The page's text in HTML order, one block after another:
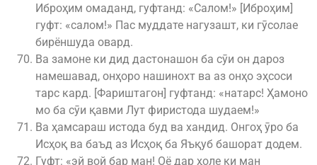
Иброҳим омаданд, гуфтанд: «Салом!» [Иброҳим]
гуфт: «салом!» Пас муддате нагузашт, ки гӯсолае
бирёншуда овард.
Ва замоне ки дид дастонашон ба сӯи он дароз
намешавад, онҳоро нашинохт ва аз онҳо эҳсоси
тарс кард. [Фариштагон] гуфтанд: «натарс! Ҳамоно
мо ба сӯи қавми Лут фиристода шудаем!»
Ва ҳамсараш истода буд ва хандид. Онгоҳ ӯро ба
Исҳоқ ва баъд аз Исҳоқ ба Яъқуб башорат додем.
Гуфт: «эй вой бар ман! Оё дар ҳоле ки ман